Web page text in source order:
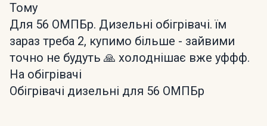
Тому
Для 56 ОМПБр. Дизельні обігрівачі. їм
зараз треба 2, купимо більше - зайвими
точно не будуть 🙏 холоднішає вже уффф.
На обігрівачі
Обігрівачі дизельні для 56 ОМПБр